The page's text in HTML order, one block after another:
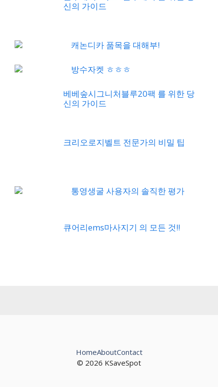
방수자켓 ㅎㅎㅎ
베베숲시그니처블루20팩 를 위한 당
큐어리ems마사지기 의 모든 것!!